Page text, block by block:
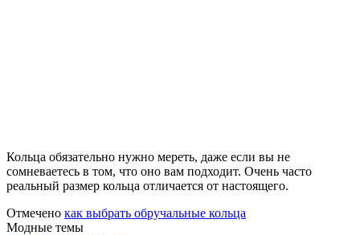
Кольца обязательно нужно мереть, даже если вы не
сомневаетесь в том, что оно вам подходит. Очень часто
реальный размер кольца отличается от настоящего.
Отмечено как выбрать обручальные кольца
Модные темы